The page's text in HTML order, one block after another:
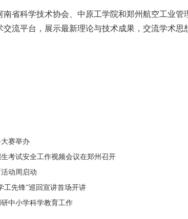
南省科学技术协会、中原工学院和郑州航空工业
流平台，展示最新理论与技术成果，交流学术思
赛举办
考试安全工作视频会议在郑州召开
动周启动
工先锋”巡回宣讲首场开讲
中小学科学教育工作